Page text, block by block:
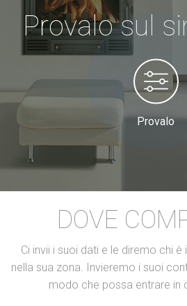
Provalo sul
Provalo
DOVE
Ci invii i suoi dati e le diremo chi
nella sua zona. Invieremo i suoi
modo che possa entrare in